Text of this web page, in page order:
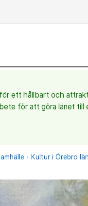
ett hållbart och
för att göra länet
Kultur i Örebro län